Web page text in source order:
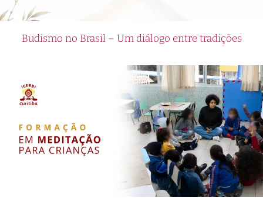
Budismo no Brasil – Um diálogo entre tradições